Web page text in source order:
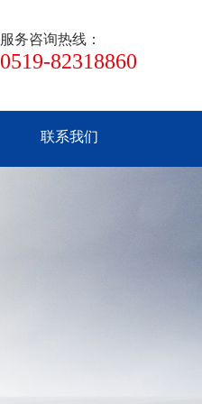
服务咨询热线：
0519-82318860
联系我们